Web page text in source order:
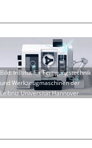
Bild: Institut für Fertigungstechnik
und Werkzeugmaschinen der
Leibniz Universität Hannover